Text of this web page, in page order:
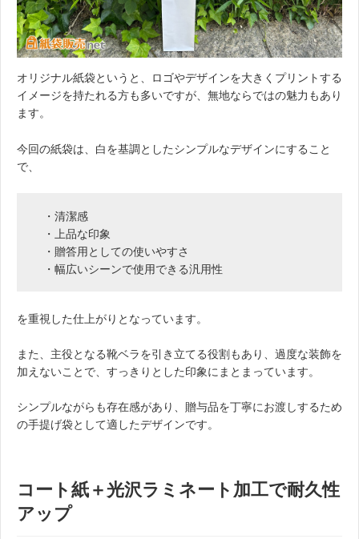
オリジナル紙袋というと、ロゴやデザインを大きくプリントする
イメージを持たれる方も多いですが、無地ならではの魅力もあり
ます。
今回の紙袋は、白を基調としたシンプルなデザインにすること
で、
・清潔感
・上品な印象
・贈答用としての使いやすさ
・幅広いシーンで使用できる汎用性
を重視した仕上がりとなっています。
また、主役となる靴ベラを引き立てる役割もあり、過度な装飾を
加えないことで、すっきりとした印象にまとまっています。
シンプルながらも存在感があり、贈与品を丁寧にお渡しするため
の手提げ袋として適したデザインです。
コート紙＋光沢ラミネート加工で耐久性
アップ